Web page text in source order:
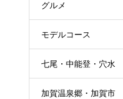
グルメ
モデルコース
七尾・中能登・穴水
加賀温泉郷・加賀市